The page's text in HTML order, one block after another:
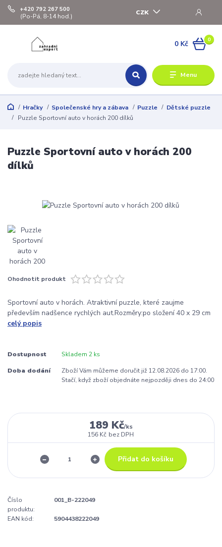
Menu
CZK
+420 792 267 500
(Po-Pá, 8-14 hod.)
0
0 Kč
Hračky Společenské hry a zábava Puzzle
Dětské puzzle
Puzzle Sportovní auto v horách 200 dílků
Puzzle Sportovní auto v horách 200
dílků
Ohodnotit produkt
Sportovní auto v horách. Atraktivní puzzle, které zaujme
především nadšence rychlých aut.Rozměry:po složení 40 x 29 cm
celý popis
Dostupnost Skladem 2 ks
Doba dodání
Zboží Vám můžeme doručit již 12.08.2026 do 17:00.
Stačí, když zboží objednáte nejpozději dnes do 24:00
189 Kč/ks
156 Kč bez DPH
Přidat do košíku
Číslo
produktu:
001_B-222049
EAN kód: 5904438222049